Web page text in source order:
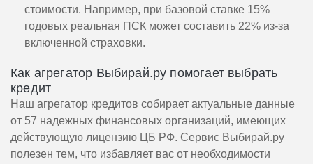
стоимости. Например, при базовой ставке 15%
годовых реальная ПСК может составить 22% из-за
включенной страховки.
Как агрегатор Выбирай.ру помогает выбрать
кредит
Наш агрегатор кредитов собирает актуальные данные
от 57 надежных финансовых организаций, имеющих
действующую лицензию ЦБ РФ. Сервис Выбирай.ру
полезен тем, что избавляет вас от необходимости